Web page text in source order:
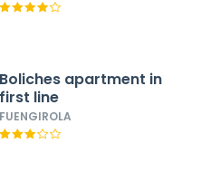
Boliches apartment in
first line
FUENGIROLA